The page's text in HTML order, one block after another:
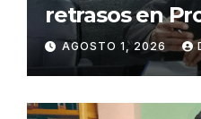
retrasos en
de Agua y
Juliaca
AGOSTO 1, 2026